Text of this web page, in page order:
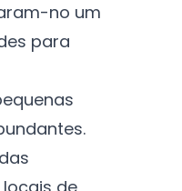
no um
para